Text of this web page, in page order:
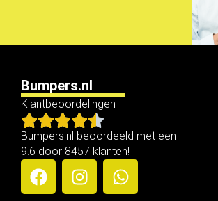
Bumpers.nl
Klantbeoordelingen
Bumpers.nl beoordeeld met een
9.6 door 8457 klanten!